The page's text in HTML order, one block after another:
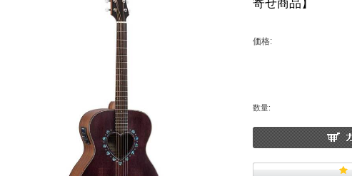
寄せ商品】
価格:
数量: